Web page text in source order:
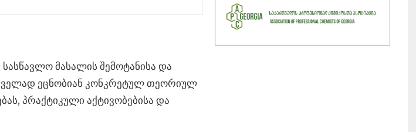
მასალის შემოტანისა და
ეცნობიან კონკრეტულ თეორიულ
პრაქტიკული აქტივობებისა და